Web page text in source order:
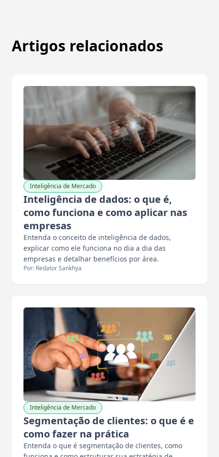
Artigos relacionados
Inteligência de Mercado
Inteligência de dados: o que é,
como funciona e como aplicar nas
empresas
Entenda o conceito de inteligência de dados,
explicar como ele funciona no dia a dia das
empresas e detalhar benefícios por área.
Por: Redator Sankhya
Inteligência de Mercado
Segmentação de clientes: o que é e
como fazer na prática
Entenda o que é segmentação de clientes, como